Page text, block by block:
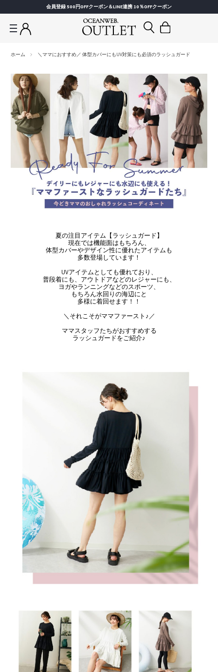
会員登録 500円OFFクーポン＆LINE連携 10％OFFクーポン
ホーム ＼ママにおすすめ／ 体型カバーにもUV対策にも必須のラッシュガード
夏の注目アイテム【ラッシュガード】
現在では機能面はもちろん、
体型カバーやデザイン性に優れたアイテムも
多数登場しています！
UVアイテムとしても優れており、
普段着にも、アウトドアなどのレジャーにも、
ヨガやランニングなどのスポーツ、
もちろん水回りの海辺にと
多様に着回せます！！
＼それこそがママファースト♪／
ママスタッフたちがおすすめする
ラッシュガードをご紹介♪